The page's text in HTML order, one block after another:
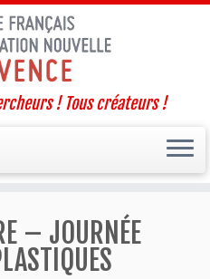
! Tous créateurs !
– JOURNÉE